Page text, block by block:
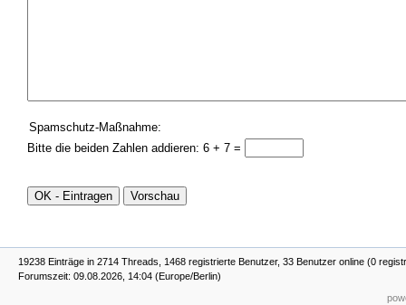
Spamschutz-Maßnahme:
Bitte die beiden Zahlen addieren: 6 + 7 =
19238 Einträge in 2714 Threads, 1468 registrierte Benutzer, 33 Benutzer online (0
Forumszeit: 09.08.2026, 14:04 (Europe/Berlin)